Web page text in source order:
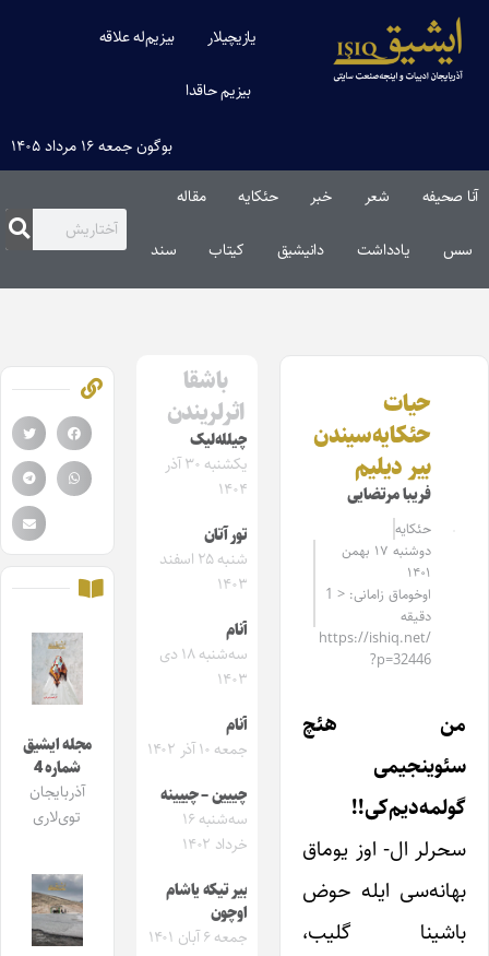
یازیچیلار بیزیم‌له علاقه
بیزیم حاقدا
بوگون جمعه ۱۶ مرداد ۱۴۰۵
آنا صحیفه شعر خبر حئکایه مقاله‌
سس یادداشت دانیشیق کیتاب سند
حیات
حئکایه‌سیندن
بیر دیلیم
فریبا مرتضایی
حئکایه
دوشنبه ۱۷ بهمن
۱۴۰۱
اوخوماق زامانی: < 1
دقیقه
https://ishiq.net/
?p=32446
من هئچ
سئوینجیمی
گولمه‌دیم‌کی!!
سحرلر ال- اوز یوماق
بهانه‌سی ایله حوض
باشینا گلیب،
باشقا
اثرلریندن
چیلله‌لیک‌
یکشنبه ۳۰ آذر
۱۴۰۴
تور آتان
شنبه ۲۵ اسفند
۱۴۰۳
آنام
سه‌شنبه ۱۸ دی
۱۴۰۳
آنام
جمعه ۱۰ آذر ۱۴۰۲
چییین – چییینه
سه‌شنبه ۱۶
خرداد ۱۴۰۲
بیر تیکه یاشام
اوچون
جمعه ۶ آبان ۱۴۰۱
مجله ایشیق
شماره 4
آذربایجان
توی‌لاری